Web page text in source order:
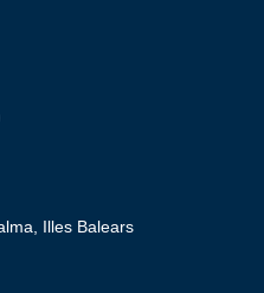
Illes Balears